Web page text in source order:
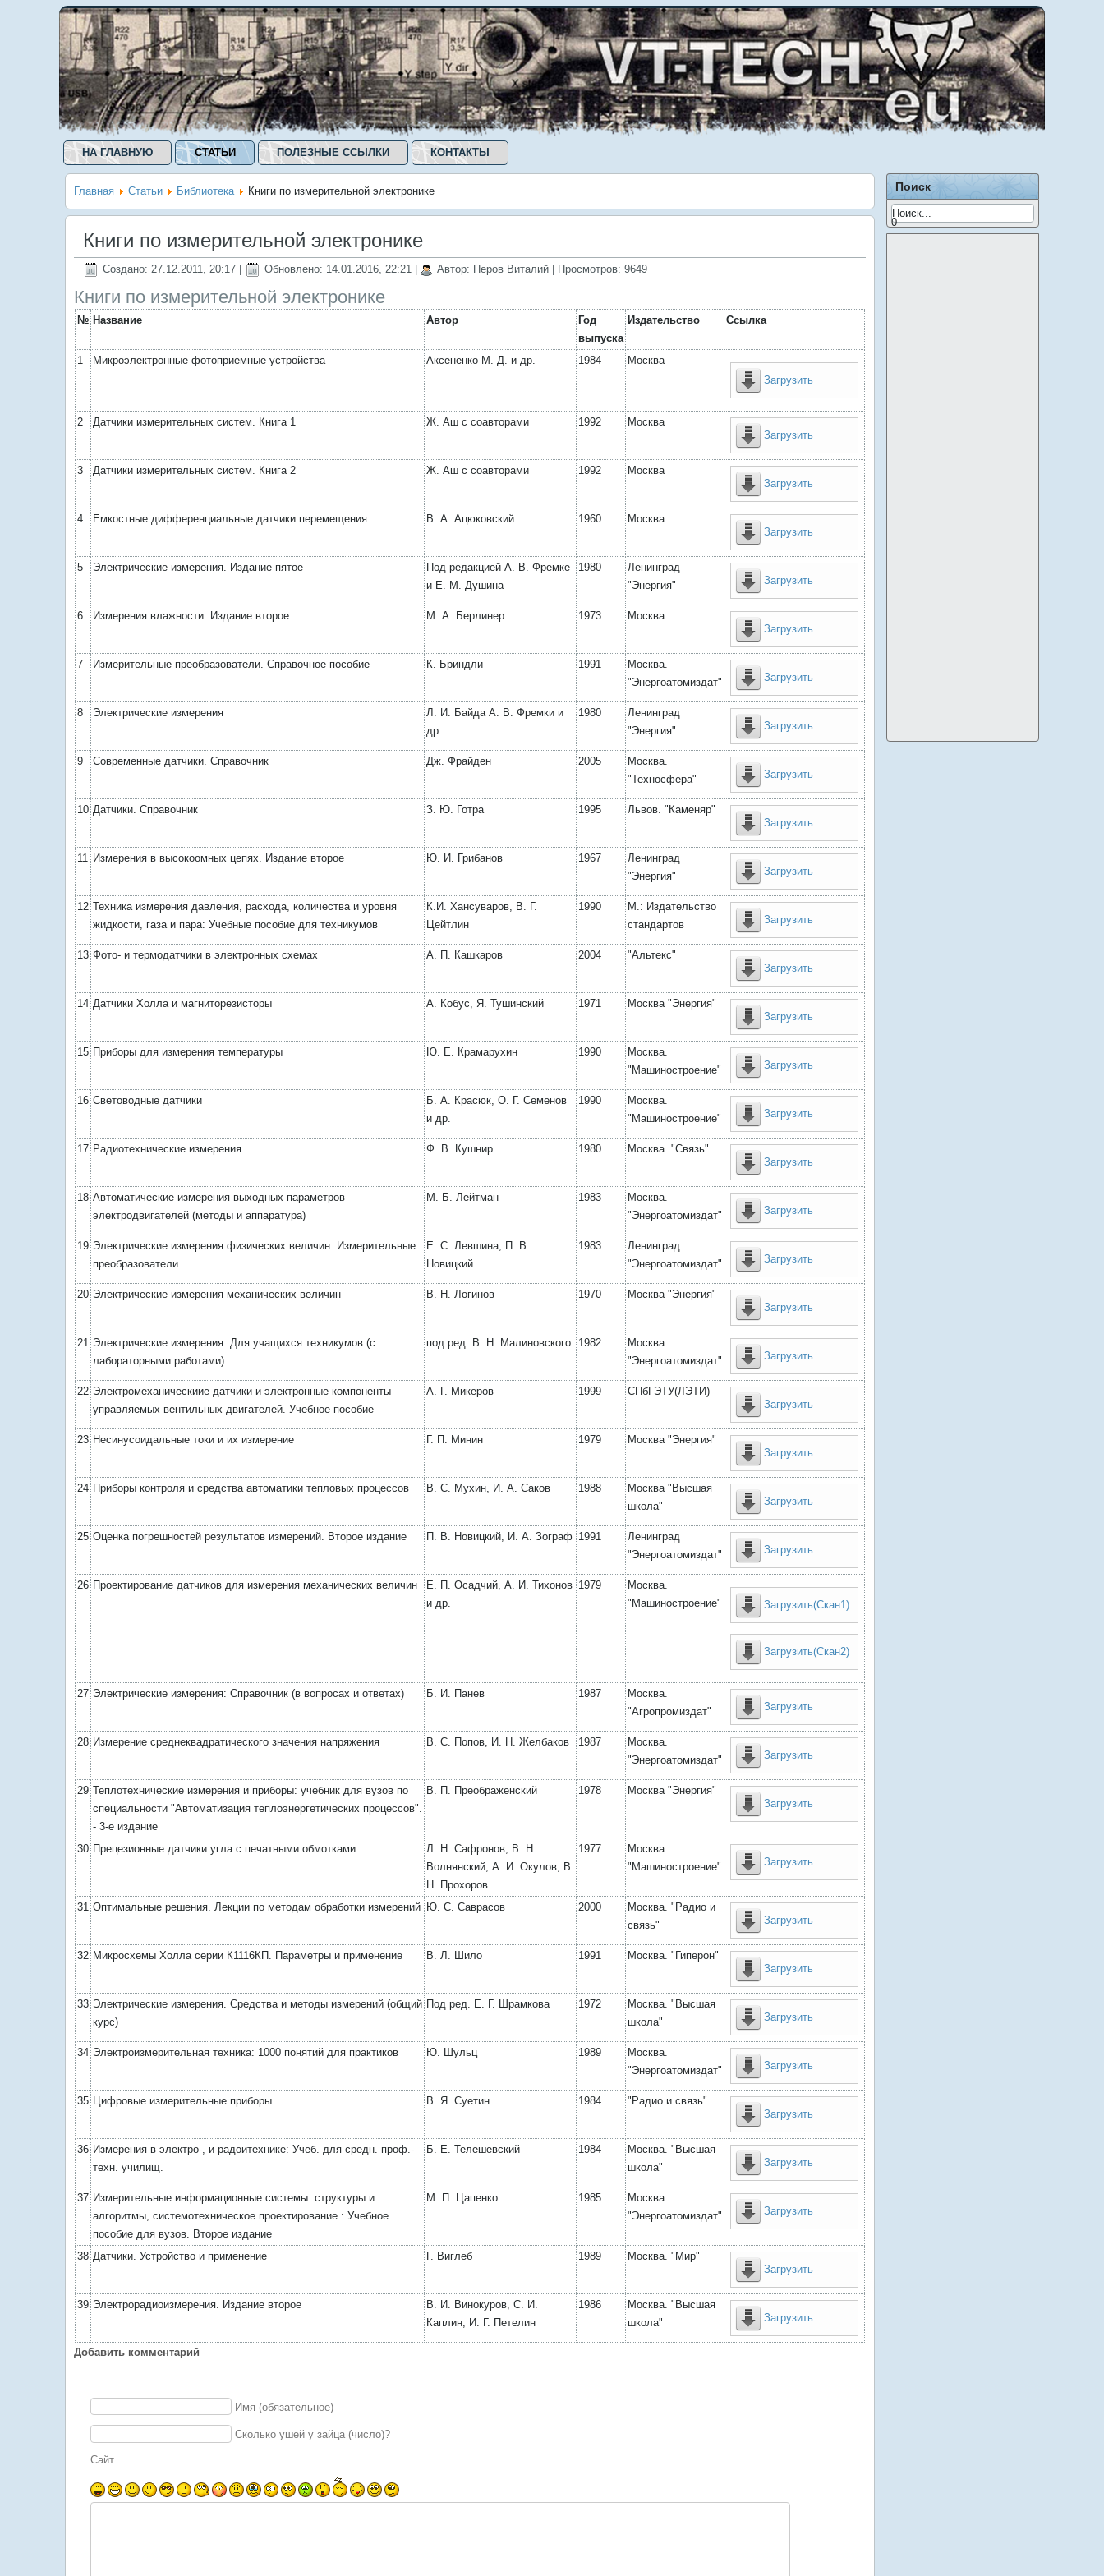
НА ГЛАВНУЮ СТАТЬИ ПОЛЕЗНЫЕ ССЫЛКИ КОНТАКТЫ
Главная Статьи Библиотека Книги по измерительной электронике
Книги по измерительной электронике
Создано: 27.12.2011, 20:17 Обновлено: 14.01.2016, 22:21 Автор: Перов Виталий | Просмотров: 9649
Книги по измерительной электронике
№ Название Автор
Год
выпуска
Издательство Ссылка
1 Микроэлектронные фотоприемные устройства Аксененко М. Д. и др. 1984
Москва
Загрузить
2 Датчики измерительных систем. Книга 1 Ж. Аш с соавторами 1992
Москва
Загрузить
3 Датчики измерительных систем. Книга 2 Ж. Аш с соавторами 1992
Москва
Загрузить
4 Емкостные дифференциальные датчики перемещения В. А. Ацюковский 1960
Москва
Загрузить
5 Электрические измерения. Издание пятое
Под редакцией А. В. Фремке
и Е. М. Душина
1980
Ленинград
"Энергия"
Загрузить
6 Измерения влажности. Издание второе М. А. Берлинер 1973
Москва
Загрузить
7 Измерительные преобразователи. Справочное пособие К. Бриндли 1991
Москва.
"Энергоатомиздат"
Загрузить
8 Электрические измерения
Л. И. Байда А. В. Фремки и
др.
1980
Ленинград
"Энергия"
Загрузить
9 Современные датчики. Справочник Дж. Фрайден 2005
Москва.
"Техносфера"
Загрузить
10 Датчики. Справочник З. Ю. Готра 1995
Львов. "Каменяр"
Загрузить
11 Измерения в высокоомных цепях. Издание второе Ю. И. Грибанов 1967
Ленинград
"Энергия"
Загрузить
12 Техника измерения давления, расхода, количества и уровня
жидкости, газа и пара: Учебные пособие для техникумов
К.И. Хансуваров, В. Г.
Цейтлин
1990
М.: Издательство
стандартов
Загрузить
13 Фото- и термодатчики в электронных схемах А. П. Кашкаров 2004
"Альтекс"
Загрузить
14 Датчики Холла и магниторезисторы А. Кобус, Я. Тушинский 1971
Москва "Энергия"
Загрузить
15 Приборы для измерения температуры Ю. Е. Крамарухин 1990
Москва.
"Машиностроение"
Загрузить
16 Световодные датчики
Б. А. Красюк, О. Г. Семенов
и др.
1990
Москва.
"Машиностроение"
Загрузить
17 Радиотехнические измерения Ф. В. Кушнир 1980
Москва. "Связь"
Загрузить
18 Автоматические измерения выходных параметров
электродвигателей (методы и аппаратура)
М. Б. Лейтман 1983
Москва.
"Энергоатомиздат"
Загрузить
19 Электрические измерения физических величин. Измерительные
преобразователи
Е. С. Левшина, П. В.
Новицкий
1983
Ленинград
"Энергоатомиздат"
Загрузить
20 Электрические измерения механических величин В. Н. Логинов 1970
Москва "Энергия"
Загрузить
21 Электрические измерения. Для учащихся техникумов (с
лабораторными работами)
под ред. В. Н. Малиновского 1982
Москва.
"Энергоатомиздат"
Загрузить
22 Электромеханическиие датчики и электронные компоненты
управляемых вентильных двигателей. Учебное пособие
А. Г. Микеров 1999
СПбГЭТУ(ЛЭТИ)
Загрузить
23 Несинусоидальные токи и их измерение Г. П. Минин 1979
Москва "Энергия"
Загрузить
24 Приборы контроля и средства автоматики тепловых процессов В. С. Мухин, И. А. Саков 1988
Москва "Высшая
школа"
Загрузить
25 Оценка погрешностей результатов измерений. Второе издание П. В. Новицкий, И. А. Зограф 1991
Ленинград
"Энергоатомиздат"
Загрузить
26 Проектирование датчиков для измерения механических величин
Е. П. Осадчий, А. И. Тихонов
и др.
1979
Москва.
"Машиностроение"
Загрузить(Скан1)
Загрузить(Скан2)
27 Электрические измерения: Справочник (в вопросах и ответах) Б. И. Панев 1987
Москва.
"Агропромиздат"
Загрузить
28 Измерение среднеквадратического значения напряжения В. С. Попов, И. Н. Желбаков 1987
Москва.
"Энергоатомиздат"
Загрузить
29 Теплотехнические измерения и приборы: учебник для вузов по
специальности "Автоматизация теплоэнергетических процессов".
- 3-е издание
В. П. Преображенский 1978
Москва "Энергия"
Загрузить
30 Прецезионные датчики угла с печатными обмотками
Л. Н. Сафронов, В. Н.
Волнянский, А. И. Окулов, В.
Н. Прохоров
1977
Москва.
"Машиностроение"
Загрузить
31 Оптимальные решения. Лекции по методам обработки измерений Ю. С. Саврасов 2000
Москва. "Радио и
связь"
Загрузить
32 Микросхемы Холла серии К1116КП. Параметры и применение В. Л. Шило 1991
Москва. "Гиперон"
Загрузить
33 Электрические измерения. Средства и методы измерений (общий
курс)
Под ред. Е. Г. Шрамкова 1972
Москва. "Высшая
школа"
Загрузить
34 Электроизмерительная техника: 1000 понятий для практиков Ю. Шульц 1989
Москва.
"Энергоатомиздат"
Загрузить
35 Цифровые измерительные приборы В. Я. Суетин 1984
"Радио и связь"
Загрузить
36 Измерения в электро-, и радоитехнике: Учеб. для средн. проф.-
техн. училищ.
Б. Е. Телешевский 1984
Москва. "Высшая
школа"
Загрузить
37 Измерительные информационные системы: структуры и
алгоритмы, системотехническое проектирование.: Учебное
пособие для вузов. Второе издание
М. П. Цапенко 1985
Москва.
"Энергоатомиздат"
Загрузить
38 Датчики. Устройство и применение Г. Виглеб 1989
Москва. "Мир"
Загрузить
39 Электрорадиоизмерения. Издание второе
В. И. Винокуров, С. И.
Каплин, И. Г. Петелин
1986
Москва. "Высшая
школа"
Загрузить
Добавить комментарий
Имя (обязательное)
Сколько ушей у зайца (число)?
Сайт
Поиск
0